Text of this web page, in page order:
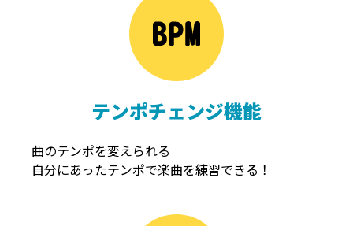
テンポチェンジ機能
曲のテンポを変えられる
自分にあったテンポで楽曲を練習できる！